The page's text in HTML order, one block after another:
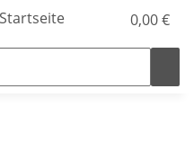
0,00 €